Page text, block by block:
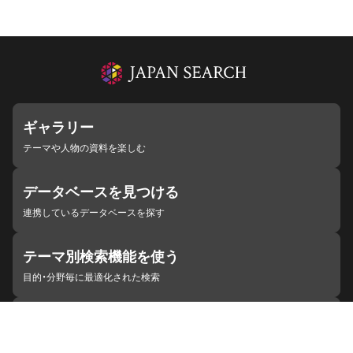
ギャラリー
テーマや人物の資料を楽しむ
データベースを見つける
連携しているデータベースを探す
テーマ別検索機能を使う
目的・分野毎に最適化された検索